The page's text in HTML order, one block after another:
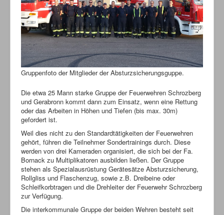
Gruppenfoto der Mitglieder der Absturzsicherungsguppe.
Die etwa 25 Mann starke Gruppe der Feuerwehren Schrozberg
und Gerabronn kommt dann zum Einsatz, wenn eine Rettung
oder das Arbeiten in Höhen und Tiefen (bis max. 30m)
gefordert ist.
Weil dies nicht zu den Standardtätigkeiten der Feuerwehren
gehört, führen die Teilnehmer Sondertrainings durch. Diese
werden von drei Kameraden organisiert, die sich bei der Fa.
Bornack zu Multiplikatoren ausbilden ließen. Der Gruppe
stehen als Spezialausrüstung Gerätesätze Absturzsicherung,
Rollgliss und Flaschenzug, sowie z.B. Dreibeine oder
Schleifkorbtragen und die Drehleiter der Feuerwehr Schrozberg
zur Verfügung.
Die interkommunale Gruppe der beiden Wehren besteht seit